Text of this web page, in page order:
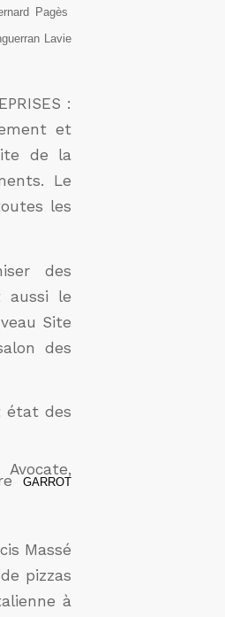
Pagès
Lavie
:
et
de la
Le
les
des
aussi le
Site
des
état des
GARROT
Massé
pizzas
à